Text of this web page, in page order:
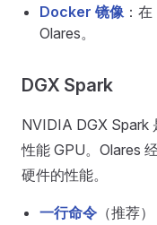
Docker 镜像：在
Olares。
DGX Spark
NVIDIA DGX Spark
性能 GPU。Olares
硬件的性能。
一行命令 （推荐